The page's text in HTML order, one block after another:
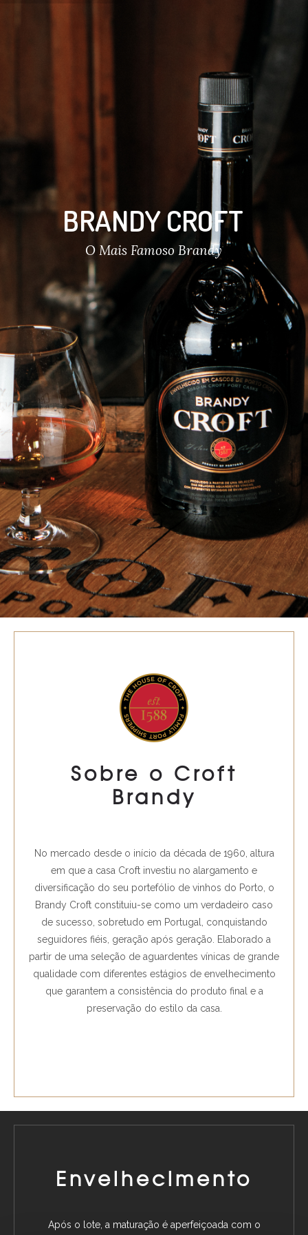
BRANDY CROFT
O Mais Famoso Brandy
Sobre o Croft
Brandy
No mercado desde o início da década de 1960, altura
em que a casa Croft investiu no alargamento e
diversificação do seu portefólio de vinhos do Porto, o
Brandy Croft constituiu-se como um verdadeiro caso
de sucesso, sobretudo em Portugal, conquistando
seguidores fiéis, geração após geração. Elaborado a
partir de uma seleção de aguardentes vínicas de grande
qualidade com diferentes estágios de envelhecimento
que garantem a consistência do produto final e a
preservação do estilo da casa.
Envelhecimento
Após o lote, a maturação é aperfeiçoada com o